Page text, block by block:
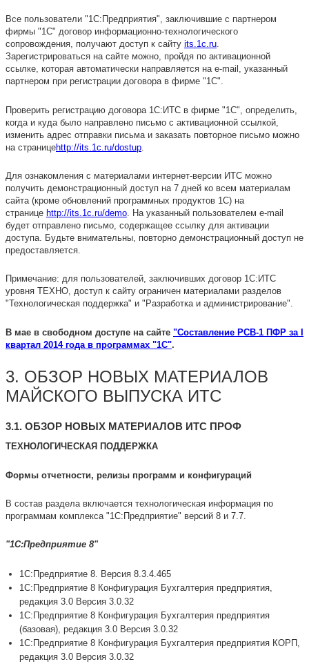
Все пользователи "1С:Предприятия", заключившие с партнером
фирмы "1С" договор информационно-технологического
сопровождения, получают доступ к сайту its.1c.ru.
Зарегистрироваться на сайте можно, пройдя по активационной
ссылке, которая автоматически направляется на e-mail, указанный
партнером при регистрации договора в фирме "1С".
Проверить регистрацию договора 1С:ИТС в фирме "1С", определить,
когда и куда было направлено письмо с активационной ссылкой,
изменить адрес отправки письма и заказать повторное письмо можно
на страницеhttp://its.1c.ru/dostup
Для ознакомления с материалами интернет-версии ИТС можно
получить демонстрационный доступ на 7 дней ко всем материалам
сайта (кроме обновлений программных продуктов 1С) на
странице http://its.1c.ru/demo . На указанный пользователем e-mail
будет отправлено письмо, содержащее ссылку для активации
доступа. Будьте внимательны, повторно демонстрационный доступ не
предоставляется.
Примечание: для пользователей, заключивших договор 1С:ИТС
уровня ТЕХНО, доступ к сайту ограничен материалами разделов
"Технологическая поддержка" и "Разработка и администрирование".
В мае в свободном доступе на сайте "Составление РСВ-1 ПФР за I
квартал 2014 года в программах "1С".
3. ОБЗОР НОВЫХ МАТЕРИАЛОВ
МАЙСКОГО ВЫПУСКА ИТС
3.1. ОБЗОР НОВЫХ МАТЕРИАЛОВ ИТС ПРОФ
ТЕХНОЛОГИЧЕСКАЯ ПОДДЕРЖКА
Формы отчетности, релизы программ и конфигураций
В состав раздела включается технологическая информация по
программам комплекса "1С:Предприятие" версий 8 и 7.7.
"1С:Предприятие 8"
1С:Предприятие 8. Версия 8.3.4.465
1С:Предприятие 8 Конфигурация Бухгалтерия предприятия,
редакция 3.0 Версия 3.0.32
1С:Предприятие 8 Конфигурация Бухгалтерия предприятия
(базовая), редакция 3.0 Версия 3.0.32
1С:Предприятие 8 Конфигурация Бухгалтерия предприятия КОРП,
редакция 3.0 Версия 3.0.32